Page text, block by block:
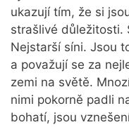
ukazují tím, že si
strašlivé důležitosti.
Nejstarší síni. Jsou
a považují se za
zemi na světě.
nimi pokorně padli
bohatí, jsou